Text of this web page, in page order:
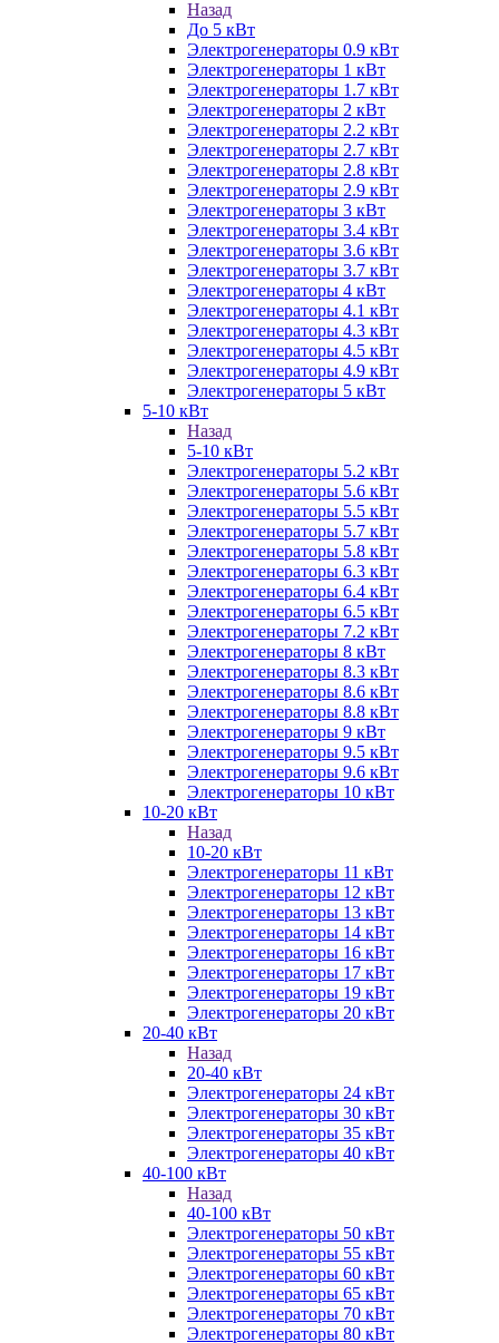
Назад
До 5 кВт
Электрогенераторы 0.9 кВт
Электрогенераторы 1 кВт
Электрогенераторы 1.7 кВт
Электрогенераторы 2 кВт
Электрогенераторы 2.2 кВт
Электрогенераторы 2.7 кВт
Электрогенераторы 2.8 кВт
Электрогенераторы 2.9 кВт
Электрогенераторы 3 кВт
Электрогенераторы 3.4 кВт
Электрогенераторы 3.6 кВт
Электрогенераторы 3.7 кВт
Электрогенераторы 4 кВт
Электрогенераторы 4.1 кВт
Электрогенераторы 4.3 кВт
Электрогенераторы 4.5 кВт
Электрогенераторы 4.9 кВт
Электрогенераторы 5 кВт
5-10 кВт
Назад
5-10 кВт
Электрогенераторы 5.2 кВт
Электрогенераторы 5.6 кВт
Электрогенераторы 5.5 кВт
Электрогенераторы 5.7 кВт
Электрогенераторы 5.8 кВт
Электрогенераторы 6.3 кВт
Электрогенераторы 6.4 кВт
Электрогенераторы 6.5 кВт
Электрогенераторы 7.2 кВт
Электрогенераторы 8 кВт
Электрогенераторы 8.3 кВт
Электрогенераторы 8.6 кВт
Электрогенераторы 8.8 кВт
Электрогенераторы 9 кВт
Электрогенераторы 9.5 кВт
Электрогенераторы 9.6 кВт
Электрогенераторы 10 кВт
10-20 кВт
Назад
10-20 кВт
Электрогенераторы 11 кВт
Электрогенераторы 12 кВт
Электрогенераторы 13 кВт
Электрогенераторы 14 кВт
Электрогенераторы 16 кВт
Электрогенераторы 17 кВт
Электрогенераторы 19 кВт
Электрогенераторы 20 кВт
20-40 кВт
Назад
20-40 кВт
Электрогенераторы 24 кВт
Электрогенераторы 30 кВт
Электрогенераторы 35 кВт
Электрогенераторы 40 кВт
40-100 кВт
Назад
40-100 кВт
Электрогенераторы 50 кВт
Электрогенераторы 55 кВт
Электрогенераторы 60 кВт
Электрогенераторы 65 кВт
Электрогенераторы 70 кВт
Электрогенераторы 80 кВт